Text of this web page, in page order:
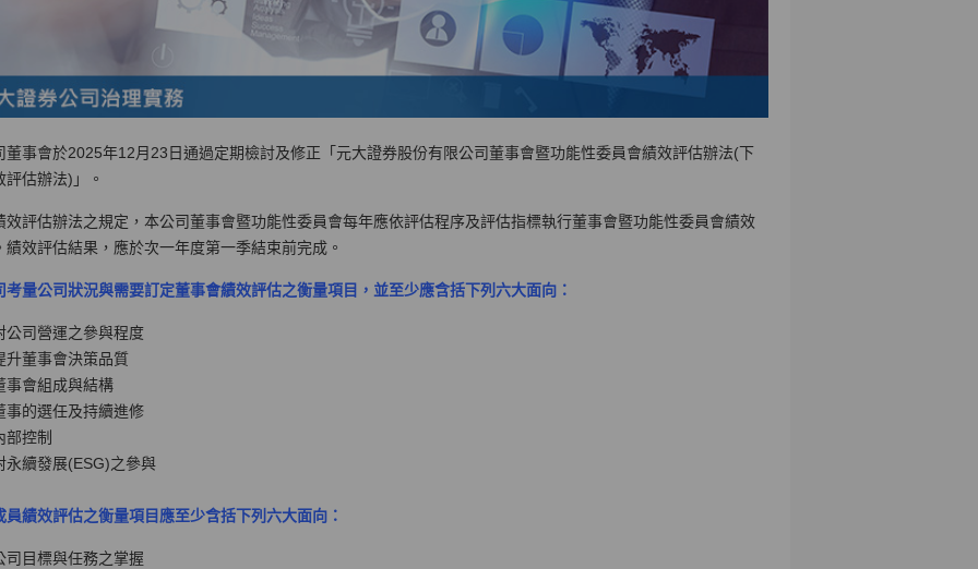
董事會於2025年12月23日通過定期檢討及修正「元大證券股份有限公司董事會暨功能性委員會績效評估辦法(下
評估辦法)」。
效評估辦法之規定，本公司董事會暨功能性委員會每年應依評估程序及評估指標執行董事會暨功能性委員會績效
績效評估結果，應於次一年度第一季結束前完成。
考量公司狀況與需要訂定董事會績效評估之衡量項目，並至少應含括下列六大面向：
公司營運之參與程度
升董事會決策品質
事會組成與結構
事的選任及持續進修
部控制
永續發展(ESG)之參與
員績效評估之衡量項目應至少含括下列六大面向：
司目標與任務之掌握